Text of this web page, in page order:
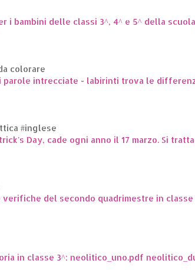
i bambini delle classi 3^, 4^ e 5^ della
colorare
parole intrecciate - labirinti trova le
#inglese
Day, cade ogni anno il 17 marzo. Si
del secondo quadrimestre in classe
in classe 3^: neolitico_uno.pdf